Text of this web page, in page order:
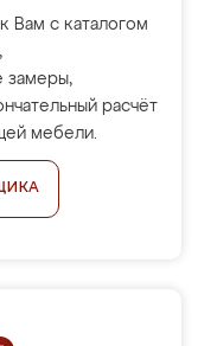
Вам с каталогом
замеры,
расчёт
мебели.